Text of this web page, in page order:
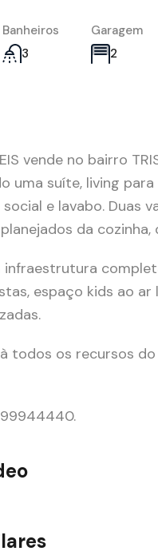
Banheiros
3
Garagem
2
vende no bairro
uma suíte, living
e lavabo. Duas
da
espaço kids ao
todos os recursos